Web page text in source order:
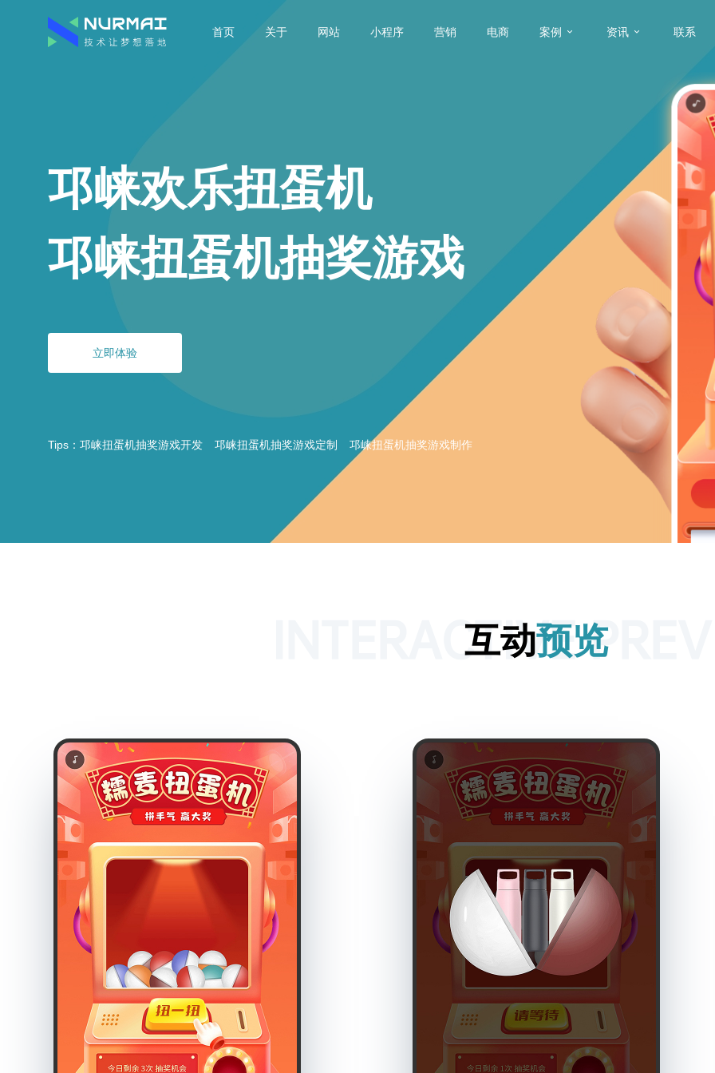
首页 关于 网站 小程序 营销 电商 案例 资讯 联系
邛崃欢乐扭蛋机
邛崃扭蛋机抽奖游戏
立即体验
Tips： 邛崃扭蛋机抽奖游戏开发 邛崃扭蛋机抽奖游戏定制 邛崃扭蛋机抽奖游戏制作
互动预览
INTERACTIVE